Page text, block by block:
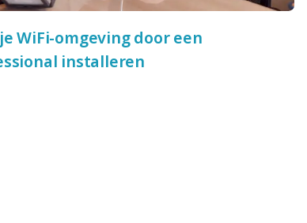
WiFi-omgeving door een
installeren